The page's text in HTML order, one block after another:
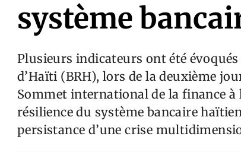
système
Plusieurs indicateurs ont été
d’Haïti (BRH), lors de la deuxième
Sommet international de la finance à
résilience du système bancaire
persistance d’une crise